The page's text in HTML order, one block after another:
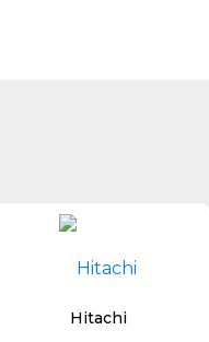
Hitachi